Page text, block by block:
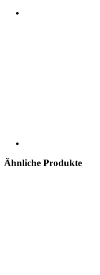
Ähnliche Produkte